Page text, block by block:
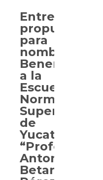
Entregan
propuesta
para
nombrar
Benemérita
a la
Escuela
Normal
Superior
de
Yucatán
“Profesor
Antonio
Betancourt